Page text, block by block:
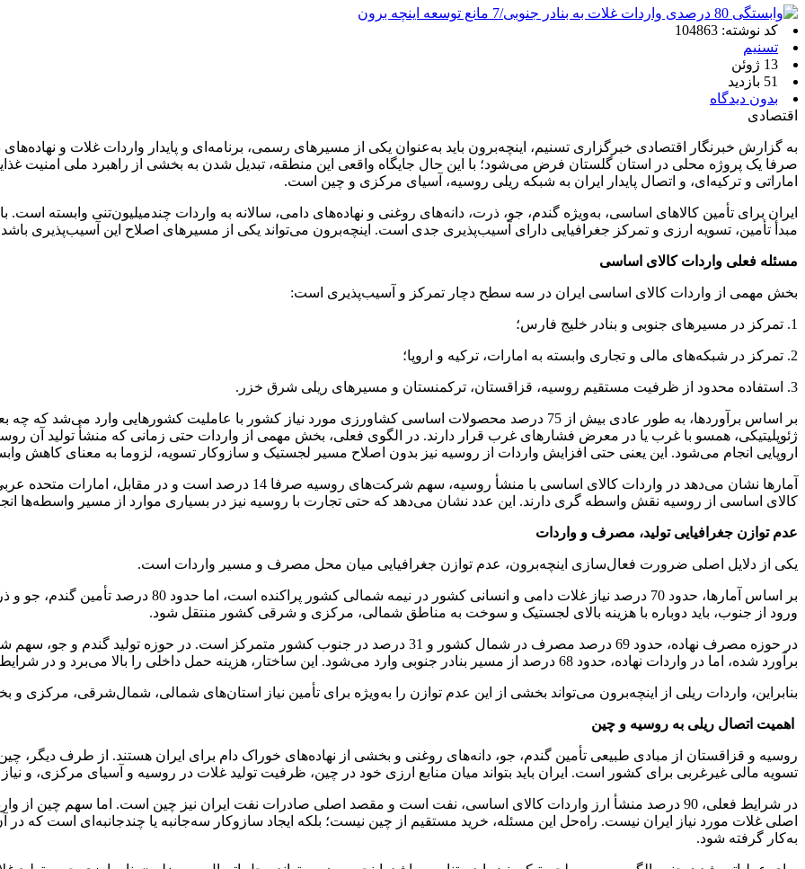
کد نوشته: 104863
تسنیم
13 ژوئن
51 بازدید
بدون دیدگاه
اقتصادی
به گزارش خبرنگار اقتصادی خبرگزاری تسنیم، اینچه‌برون باید به‌عنوان یکی از مسیرهای رسمی، برنامه‌ای و پایدار واردات غلات و
صرفا یک پروژه محلی در استان گلستان فرض می‌شود؛ با این حال جایگاه واقعی این منطقه، تبدیل شدن به بخشی از راهبرد ملی
اماراتی و ترکیه‌ای، و اتصال پایدار ایران به شبکه ریلی روسیه، آسیای مرکزی و چین است.
ایران برای تأمین کالاهای اساسی، به‌ویژه گندم، جو، ذرت، دانه‌های روغنی و نهاده‌های دامی، سالانه به واردات چندمیلیون‌تنی وابسته
مبدأ تأمین، تسویه ارزی و تمرکز جغرافیایی دارای آسیب‌پذیری جدی است. اینچه‌برون می‌تواند یکی از مسیرهای اصلاح این آسیب‌پذیری
مسئله فعلی واردات کالای اساسی
بخش مهمی از واردات کالای اساسی ایران در سه سطح دچار تمرکز و آسیب‌پذیری است:
1. تمرکز در مسیرهای جنوبی و بنادر خلیج فارس؛
2. تمرکز در شبکه‌های مالی و تجاری وابسته به امارات، ترکیه و اروپا؛
3. استفاده محدود از ظرفیت مستقیم روسیه، قزاقستان، ترکمنستان و مسیرهای ریلی شرق خزر.
بر اساس برآوردها، به طور عادی بیش از 75 درصد محصولات اساسی کشاورزی مورد نیاز کشور با عاملیت کشورهایی
ژئوپلیتیکی، همسو با غرب یا در معرض فشارهای غرب قرار دارند. در الگوی فعلی، بخش مهمی از واردات حتی زمانی که منشأ تولید آن
اروپایی انجام می‌شود. این یعنی حتی افزایش واردات از روسیه نیز بدون اصلاح مسیر لجستیک و سازوکار تسویه، لزوما به معنای کاهش
کالای اساسی از روسیه نقش واسطه گری دارند. این عدد نشان می‌دهد که حتی تجارت با روسیه نیز در بسیاری موارد از مسیر
عدم توازن جغرافیایی تولید، مصرف و واردات
یکی از دلایل اصلی ضرورت فعال‌سازی اینچه‌برون، عدم توازن جغرافیایی میان محل مصرف و مسیر واردات است.
بر اساس آمارها، حدود 70 درصد نیاز غلات دامی و
ورود از جنوب، باید دوباره با هزینه بالای لجستیک و سوخت به مناطق شمالی، مرکزی و شرقی کشور منتقل شود.
برآورد شده، اما در واردات نهاده، حدود 68 درصد از مسیر بنادر جنوبی وارد می‌شود. این ساختار، هزینه حمل داخلی را بالا می‌برد و در شرایط بحران، فشار مضاعفی بر شبکه حمل‌ونقل و بازار نهاده وارد می‌کند.
بنابراین، واردات ریلی از اینچه‌برون می‌تواند بخشی از این عدم توازن را به‌ویژه برای تأمین نیاز استان‌های شمالی، شمال‌شرقی، مرکزی
اهمیت اتصال ریلی به روسیه و چین
روسیه و قزاقستان از مبادی طبیعی تأمین گندم، جو، دانه‌های روغنی و بخشی از نهاده‌های خوراک دام برای ایران هستند. از طرف دیگر،
تسویه مالی غیرغربی برای کشور است. ایران باید بتواند میان منابع ارزی خود در چین، ظرفیت تولید غلات در روسیه و آسیای مرکزی، و
در شرایط فعلی، 90 درصد منشأ ارز واردات کالای اساسی، نفت است و مقصد اصلی صادرات نفت ایران نیز چین است. اما سهم چین
اصلی غلات مورد نیاز ایران نیست. راه‌حل این مسئله، خرید مستقیم از چین نیست؛ بلکه ایجاد سازوکار سه‌جانبه یا چندجانبه‌ای است که در
به‌کار گرفته شود.